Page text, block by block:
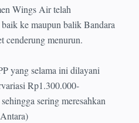
Wings Air telah
ke maupun balik Bandara
cenderung menurun.
yang selama ini dilayani
Rp1.300.000-
sering meresahkan